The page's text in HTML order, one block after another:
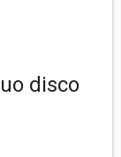
disco